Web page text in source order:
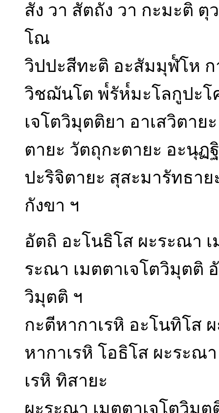
สัง วา สัตถัง วา กะมะติ
โณ
วิปปะสีทะติ อะสัมมุฬ๎โห ก
วิชฌันโต พ๎รัห๎มะโลกูปะโ
เจโตวิมุตติยา อาเสวิตา
ตายะ วัตถุกะตายะ อะนุฏ
ปะริจิตายะ สุสะมารัทธาย
กังขา ฯ
อัตถิ อะโนธิโส ผะระณา
ระณา เมตตาเจโตวิมุตติ
วิมุตติ ฯ
กะตีหากาเรหิ อะโนทิโส
หากาเรหิ โอธิโส ผะระณ
เรหิ ทิสายะ
ผะระณา เมตตาเจโตวิมุ